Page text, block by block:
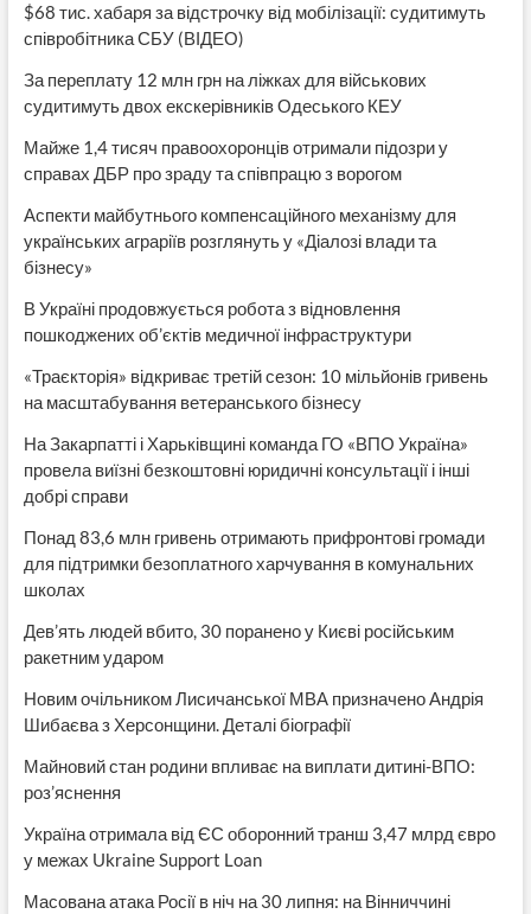
$68 тис. хабаря за відстрочку від мобілізації: судитимуть
співробітника СБУ (ВІДЕО)
За переплату 12 млн грн на ліжках для військових
судитимуть двох екскерівників Одеського КЕУ
Майже 1,4 тисяч правоохоронців отримали підозри у
справах ДБР про зраду та співпрацю з ворогом
Аспекти майбутнього компенсаційного механізму для
українських аграріїв розглянуть у «Діалозі влади та
бізнесу»
В Україні продовжується робота з відновлення
пошкоджених об’єктів медичної інфраструктури
«Траєкторія» відкриває третій сезон: 10 мільйонів гривень
на масштабування ветеранського бізнесу
На Закарпатті і Харьківщині команда ГО «ВПО Україна»
провела виїзні безкоштовні юридичні консультації і інші
добрі справи
Понад 83,6 млн гривень отримають прифронтові громади
для підтримки безоплатного харчування в комунальних
школах
Дев’ять людей вбито, 30 поранено у Києві російським
ракетним ударом
Новим очільником Лисичанської МВА призначено Андрія
Шибаєва з Херсонщини. Деталі біографії
Майновий стан родини впливає на виплати дитині-ВПО:
роз’яснення
Україна отримала від ЄС оборонний транш 3,47 млрд євро
у межах Ukraine Support Loan
Масована атака Росії в ніч на 30 липня: на Вінниччині